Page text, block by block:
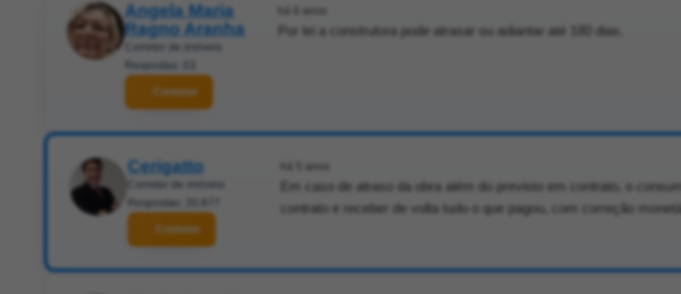
Angela Maria
Ragno Aranha
Contatar
Por lei a construtora pode atrasar ou adiantar até 180 dias.
Cerigatto
Contatar
Em caso de atraso da obra além do previsto em contrato, o
contrato e receber de volta tudo o que pagou, com correção